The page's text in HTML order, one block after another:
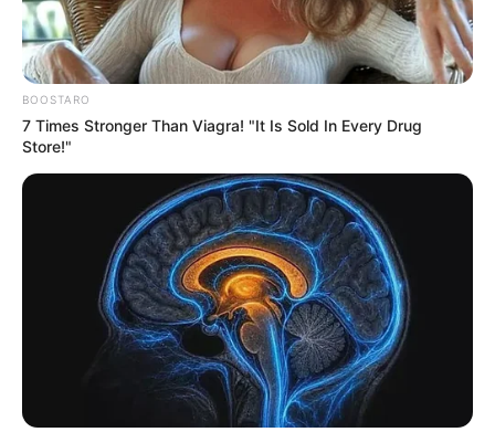
BOOSTARO
7 Times Stronger Than Viagra! "It Is Sold In Every Drug
Store!"